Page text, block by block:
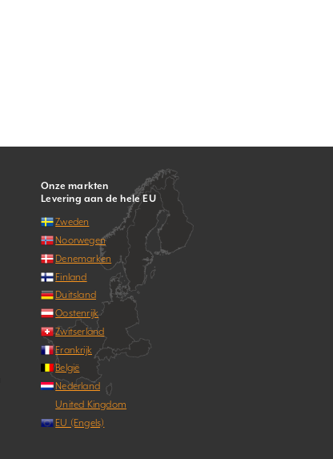
Onze markten
Levering aan de hele EU
Zweden
Noorwegen
Denemarken
Finland
Duitsland
Oostenrijk
Zwitserland
Frankrijk
België
Nederland
United Kingdom
EU (Engels)